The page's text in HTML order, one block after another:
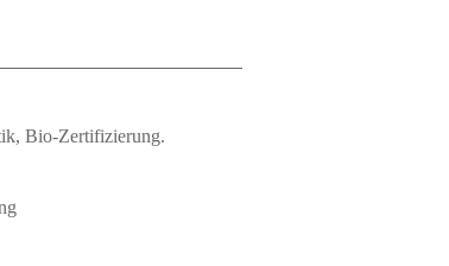
Bio‑Zertifizierung.